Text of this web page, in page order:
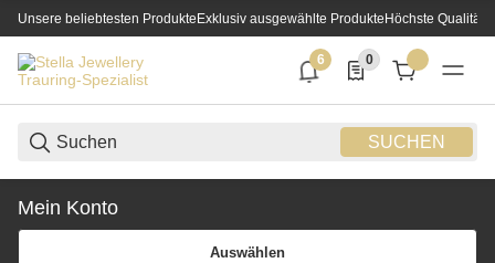
Unsere beliebtesten ProdukteExklusiv ausgewählte ProdukteHöchste Qualität
SUCHEN
6
6 neue Notifizierungen
0
0 Produkte in der
Mein Konto
Auswählen